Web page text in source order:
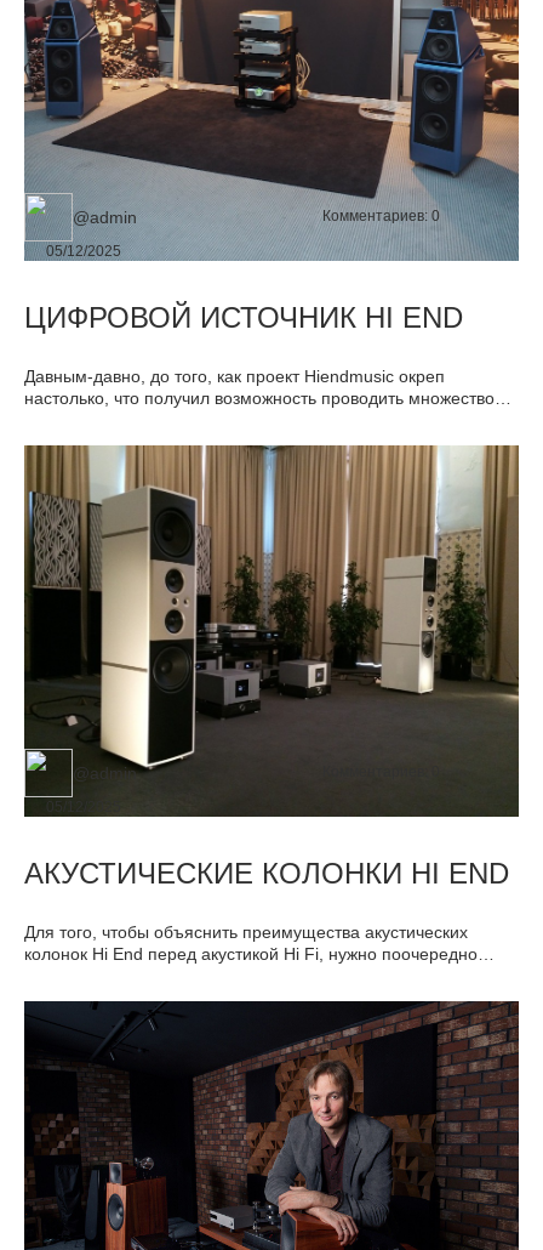
@admin
05/12/2025
Комментариев: 0
ЦИФРОВОЙ ИСТОЧНИК HI END
Давным-давно, до того, как проект Hiendmusic окреп
настолько, что получил возможность проводить множество
восполнять пробелы личного опыта чтением чужих
материалов.
@admin
05/12/2025
АКУСТИЧЕСКИЕ КОЛОНКИ HI END
Для того, чтобы объяснить преимущества акустических
колонок Hi End перед акустикой Hi Fi, нужно поочередно
акустика: корпус, динамики и внутренние кроссоверы.